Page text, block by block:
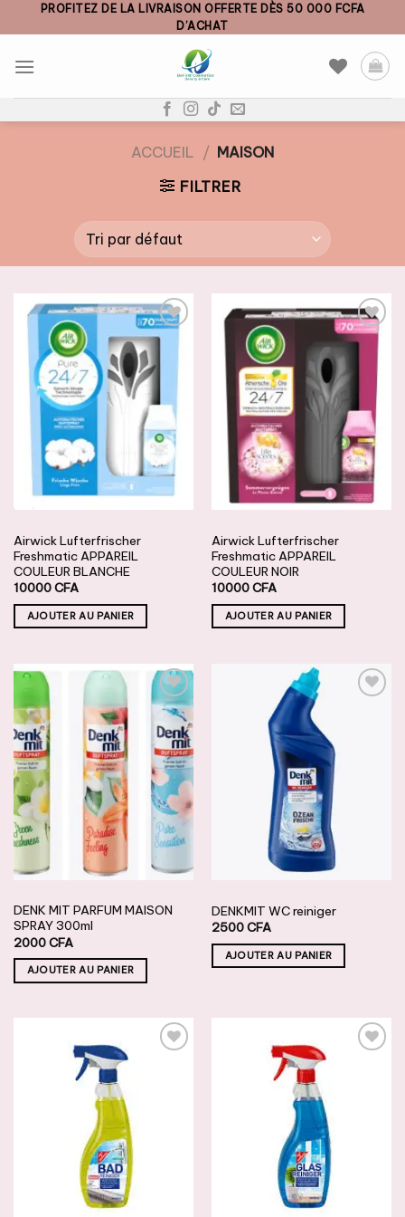
to
PROFITEZ DE LA LIVRAISON OFFERTE DÈS 50 000 FCFA
D’ACHAT
ACCUEIL / MAISON
FILTRER
AJOUTER
À LA
LISTE DE
SOUHAITS
Airwick Lufterfrischer
Freshmatic APPAREIL
COULEUR BLANCHE
10000CFA
AJOUTER AU PANIER
AJOUTER
À LA
LISTE DE
SOUHAITS
Airwick Lufterfrischer
Freshmatic APPAREIL
COULEUR NOIR
10000CFA
AJOUTER AU PANIER
AJOUTER
À LA
LISTE DE
SOUHAITS
DENK MIT PARFUM MAISON
SPRAY 300ml
2000CFA
AJOUTER AU PANIER
AJOUTER
À LA
LISTE DE
SOUHAITS
DENKMIT WC reiniger
2500CFA
AJOUTER AU PANIER
AJOUTER
LISTE DE
SOUHAITS
AJOUTER
LISTE DE
SOUHAITS